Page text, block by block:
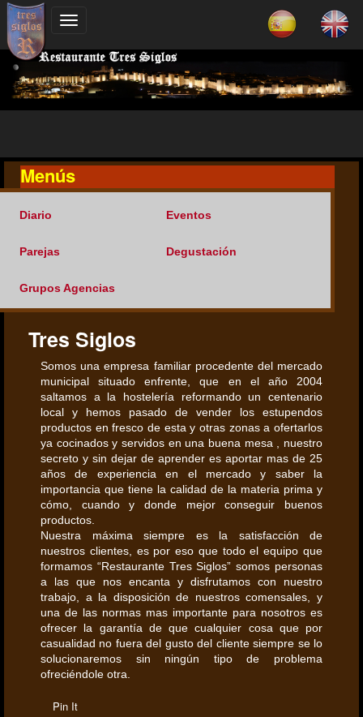
Menús
Diario Eventos
Parejas Degustación
Grupos Agencias
Tres Siglos
Somos una empresa familiar procedente del mercado
municipal situado enfrente, que en el año 2004
saltamos a la hostelería reformando un centenario
local y hemos pasado de vender los estupendos
productos en fresco de esta y otras zonas a ofertarlos
ya cocinados y servidos en una buena mesa , nuestro
secreto y sin dejar de aprender es aportar mas de 25
años de experiencia en el mercado y saber la
importancia que tiene la calidad de la materia prima y
cómo, cuando y donde mejor conseguir buenos
productos.
Nuestra máxima siempre es la satisfacción de
nuestros clientes, es por eso que todo el equipo que
formamos “Restaurante Tres Siglos” somos personas
a las que nos encanta y disfrutamos con nuestro
trabajo, a la disposición de nuestros comensales, y
una de las normas mas importante para nosotros es
ofrecer la garantía de que cualquier cosa que por
casualidad no fuera del gusto del cliente siempre se lo
solucionaremos sin ningún tipo de problema
ofreciéndole otra.
Pin It